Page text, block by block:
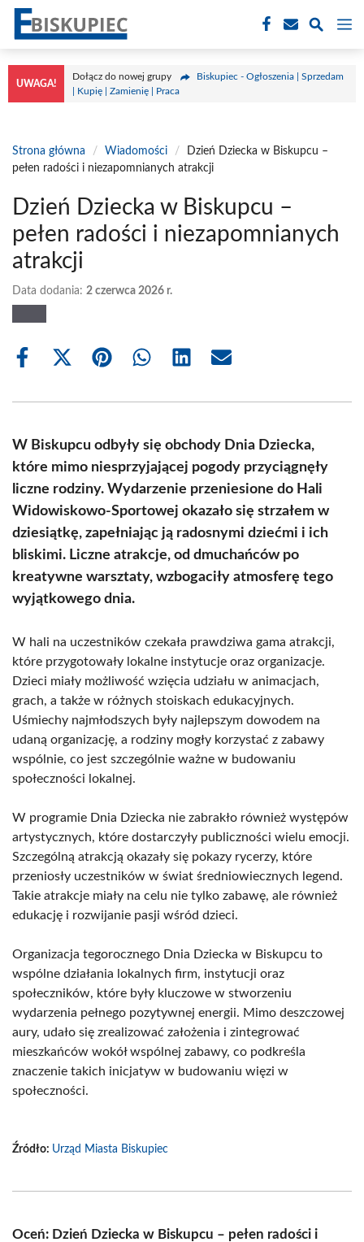
Przejdź
treści
UWAGA!
Dołącz do nowej grupy
Biskupiec - Ogłoszenia | Sprzedam
| Kupię | Zamienię | Praca
Strona główna / Wiadomości /
Dzień Dziecka w Biskupcu –
pełen radości i niezapomnianych atrakcji
Dzień Dziecka w Biskupcu –
pełen radości i niezapomnianych
atrakcji
Data dodania: 2 czerwca 2026 r.
Share
Share
(Twitter)
Share Share Share Share
W Biskupcu odbyły się obchody Dnia Dziecka,
które mimo niesprzyjającej pogody przyciągnęły
liczne rodziny. Wydarzenie przeniesione do Hali
Widowiskowo-Sportowej okazało się strzałem w
dziesiątkę, zapełniając ją radosnymi dziećmi i ich
bliskimi. Liczne atrakcje, od dmuchańców po
kreatywne warsztaty, wzbogaciły atmosferę tego
wyjątkowego dnia.
W hali na uczestników czekała prawdziwa gama atrakcji,
które przygotowały lokalne instytucje oraz organizacje.
Dzieci miały możliwość wzięcia udziału w animacjach,
grach, a także w różnych stoiskach edukacyjnych.
Uśmiechy najmłodszych były najlepszym dowodem na
udaną organizację, a rodziny mogły korzystać z zabawy
wspólnie, co jest szczególnie ważne w budowaniu
społeczności lokalnej.
W programie Dnia Dziecka nie zabrakło również występów
artystycznych, które dostarczyły publiczności wielu emocji.
Szczególną atrakcją okazały się pokazy rycerzy, które
przeniosły uczestników w świat średniowiecznych legend.
Takie atrakcje miały na celu nie tylko zabawę, ale również
edukację i rozwijanie pasji wśród dzieci.
Organizacja tegorocznego Dnia Dziecka w Biskupcu to
wspólne działania lokalnych firm, instytucji oraz
społeczników, które były kluczowe w stworzeniu
wydarzenia pełnego pozytywnej energii. Mimo deszczowej
aury, udało się zrealizować założenia i zintegrować
mieszkańców wokół wspólnej zabawy, co podkreśla
znaczenie takich inicjatyw w budowaniu więzi w
społeczności.
Źródło: Urząd Miasta Biskupiec
Oceń: Dzień Dziecka w Biskupcu – pełen radości i